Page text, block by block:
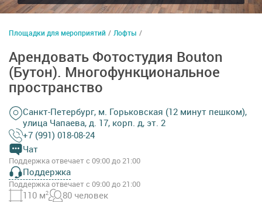
Площадки для мероприятий / Лофты /
Арендовать Фотостудия Bouton
(Бутон). Многофункциональное
пространство
Санкт-Петербург, м. Горьковская (12 минут пешком),
улица Чапаева, д. 17, корп. д, эт. 2
+7 (991) 018-08-24
Чат
Поддержка отвечает с 09:00 до 21:00
Поддержка
Поддержка отвечает с 09:00 до 21:00
110 м2 80 человек